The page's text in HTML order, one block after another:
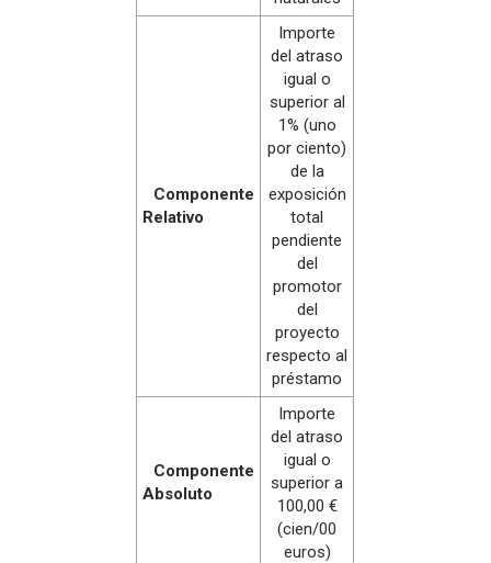
Componente
Relativo
Importe
del atraso
igual o
superior al
1% (uno
por ciento)
de la
exposición
total
pendiente
del
promotor
del
proyecto
respecto al
préstamo
Componente
Absoluto
Importe
del atraso
igual o
superior a
100,00 €
(cien/00
euros)